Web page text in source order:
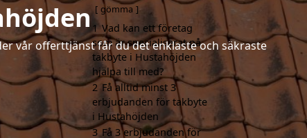
vår offerttjänst får du det enklaste och säkraste
gömma
1 Vad kan ett företag
som är specialiserat på
takbyte i Hustahöjden
hjälpa till med?
2 Få alltid minst 3
erbjudanden för takbyte
i Hustahöjden
3 Få 3 erbjudanden för